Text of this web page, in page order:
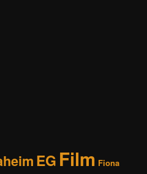
EG Film Fiona